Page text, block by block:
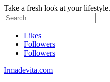
Take a fresh look at your lifestyle.
Likes
Followers
Followers
Irmadevita.com